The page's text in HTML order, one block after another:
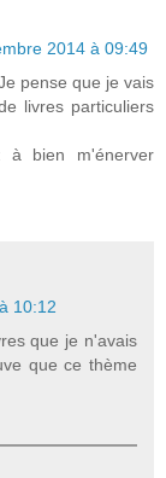
2014 à 09:49
pense que je vais
livres particuliers
à bien m'énerver
10:12
que je n'avais
que ce thème